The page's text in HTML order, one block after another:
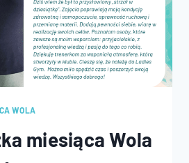
WOLA
miesiąca Wola